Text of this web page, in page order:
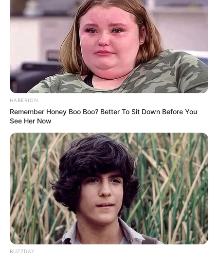
HABERION
Remember Honey Boo Boo? Better To Sit Down Before You
See Her Now
BUZZDAY